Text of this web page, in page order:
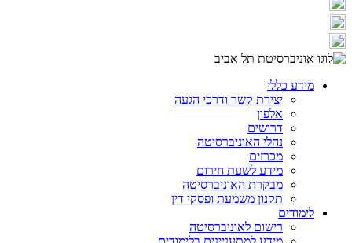
מידע כללי
יצירת קשר ודרכי הגעה
אלפון
דרושים
נהלי האוניברסיטה
מכרזים
מידע לשעת חירום
מבקרת האוניברסיטה
תקנון משמעת ופסקי דין
לימודים
רישום לאוניברסיטה